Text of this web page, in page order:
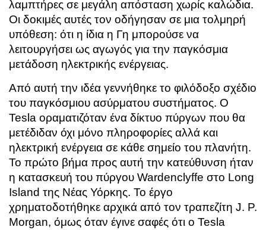
λαμπτήρες σε μεγάλη απόσταση χωρίς καλώδια.
Οι δοκιμές αυτές τον οδήγησαν σε μια τολμηρή
υπόθεση: ότι η ίδια η Γη μπορούσε να
λειτουργήσει ως αγωγός για την παγκόσμια
μετάδοση ηλεκτρικής ενέργειας.
Από αυτή την ιδέα γεννήθηκε το φιλόδοξο σχέδιο
του παγκόσμιου ασύρματου συστήματος. Ο
Tesla οραματιζόταν ένα δίκτυο πύργων που θα
μετέδιδαν όχι μόνο πληροφορίες αλλά και
ηλεκτρική ενέργεια σε κάθε σημείο του πλανήτη.
Το πρώτο βήμα προς αυτή την κατεύθυνση ήταν
η κατασκευή του πύργου Wardenclyffe στο Long
Island της Νέας Υόρκης. Το έργο
χρηματοδοτήθηκε αρχικά από τον τραπεζίτη J. P.
Morgan, όμως όταν έγινε σαφές ότι ο Tesla